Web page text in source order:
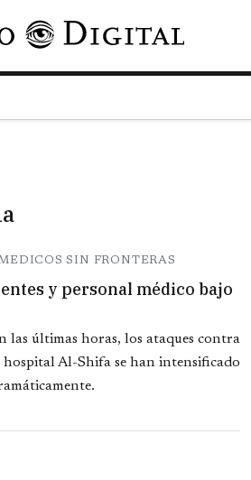
Pasar al contenido principal
SIN FRONTERAS
y personal médico bajo
las últimas horas, los ataques contra
hospital Al-Shifa se han intensificado